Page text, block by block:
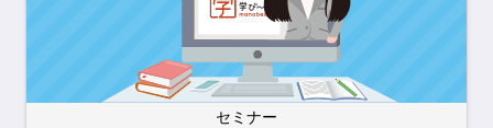
セミナー